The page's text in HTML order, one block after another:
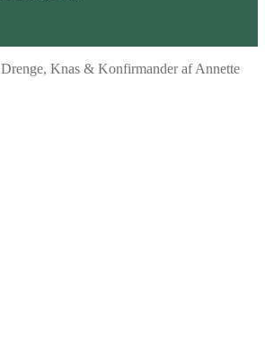
Drenge, Knas & Konfirmander af Annette